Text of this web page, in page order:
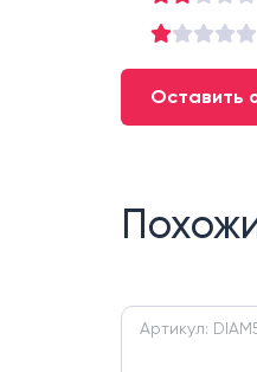
Оставить
Артикул: